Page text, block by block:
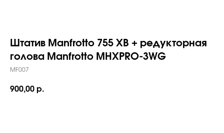
Штатив Manfrotto 755 XB + редукторная
голова Manfrotto MHXPRO-3WG
MF007
900,00 р.